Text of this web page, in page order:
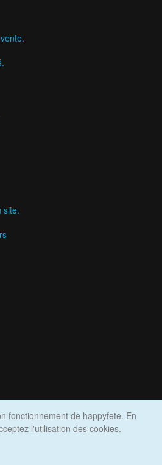
site.
fonctionnement de happyfete. En
l'utilisation des cookies.